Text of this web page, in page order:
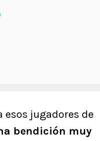
esos jugadores de
bendición muy